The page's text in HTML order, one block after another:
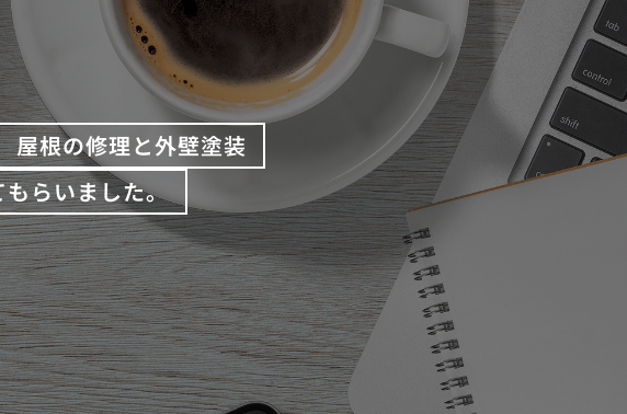
屋根の修理と外壁塗装
らいました。